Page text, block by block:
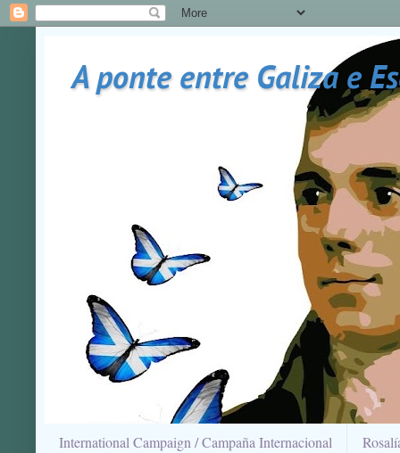
A ponte entre Galiza e
International Campaign / Campaña Internacional